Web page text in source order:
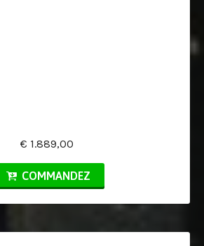
€ 1.889,00
COMMANDEZ